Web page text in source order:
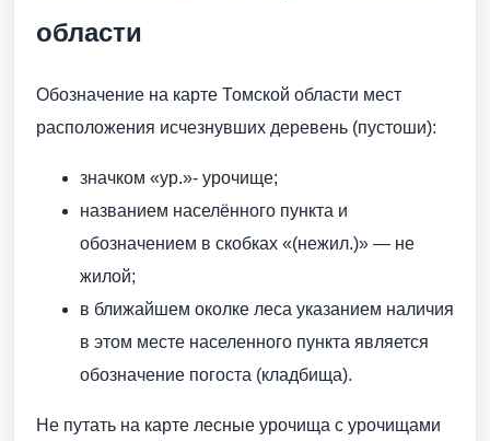
области
Обозначение на карте Томской области мест
расположения исчезнувших деревень (пустоши):
значком «ур.»- урочище;
названием населённого пункта и
обозначением в скобках «(нежил.)» — не
жилой;
в ближайшем околке леса указанием наличия
в этом месте населенного пункта является
обозначение погоста (кладбища).
Не путать на карте лесные урочища с урочищами